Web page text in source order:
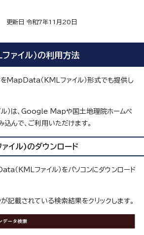
更新日 令和7年11月20日
ァイル）の利用方法
MapData（KMLファイル）形式でも提供し
）は、Google Mapや国土地理院ホームペ
んで、ご利用いただけます。
ル)のダウンロード
（KMLファイル）をパソコンにダウンロード
記載されている検索結果をクリックします。